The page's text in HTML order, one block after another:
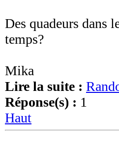
Des quadeurs dans
temps?
Mika
Lire la suite :
Réponse(s) : 1
Haut